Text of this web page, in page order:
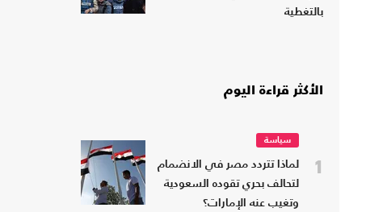
بالتغطية
الأكثر قراءة اليوم
1
سياسة
لماذا تتردد مصر في الانضمام
لتحالف بحري تقوده السعودية
وتغيب عنه الإمارات؟